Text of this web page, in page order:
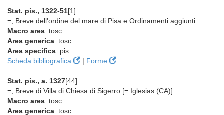
Stat. pis., 1322-51[1]
=, Breve dell'ordine del mare di Pisa e Ordinamenti aggiunti
Macro area: tosc.
Area generica: tosc.
Area specifica: pis.
Scheda bibliografica
| Forme
Stat. pis., a. 1327[44]
=, Breve di Villa di Chiesa di Sigerro [= Iglesias (CA)]
Macro area: tosc.
Area generica: tosc.